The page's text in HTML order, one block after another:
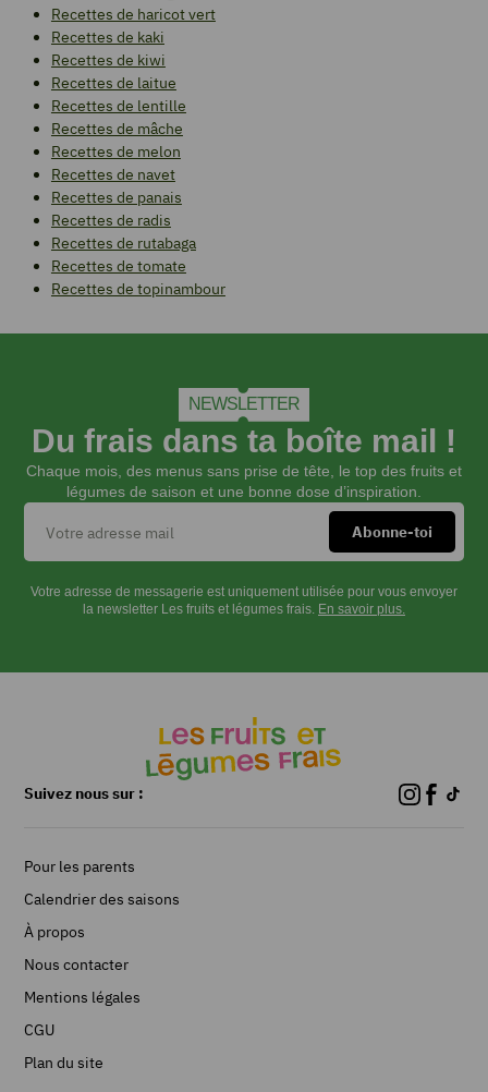
Recettes de haricot vert
Recettes de kaki
Recettes de kiwi
Recettes de laitue
Recettes de lentille
Recettes de mâche
Recettes de melon
Recettes de navet
Recettes de panais
Recettes de radis
Recettes de rutabaga
Recettes de tomate
Recettes de topinambour
NEWSLETTER
Du frais dans ta boîte mail !
Chaque mois, des menus sans prise de tête, le top des fruits et
légumes de saison et une bonne dose d’inspiration.
Votre adresse de messagerie est uniquement utilisée pour vous envoyer
la newsletter Les fruits et légumes frais. En savoir plus.
Suivez nous sur :
Pour les parents
Calendrier des saisons
À propos
Nous contacter
Mentions légales
CGU
Plan du site